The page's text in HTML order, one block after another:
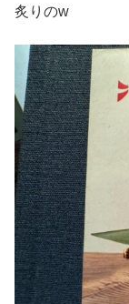
炙りのw